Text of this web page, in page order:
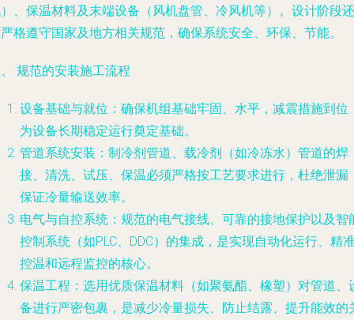
、保温材料及末端设备（风机盘管、冷风机等）。设计阶段还
格遵守国家及地方相关规范，确保系统安全、环保、节能。
规范的安装施工流程
设备基础与就位 ：确保机组基础牢固、水平，减震措施到位
为设备长期稳定运行奠定基础。
管道系统安装 ：制冷剂管道、载冷剂（如冷冻水）管道的焊
接、清洗、试压、保温必须严格按工艺要求进行，杜绝泄漏
保证冷量输送效率。
电气与自控系统 ：规范的电气接线、可靠的接地保护以及智
控制系统（如PLC、DDC）的集成，是实现自动化运行、精
控温和远程监控的核心。
保温工程 ：选用优质保温材料（如聚氨酯、橡塑）对管道、
备进行严密包裹，是减少冷量损失、防止结露、提升能效的